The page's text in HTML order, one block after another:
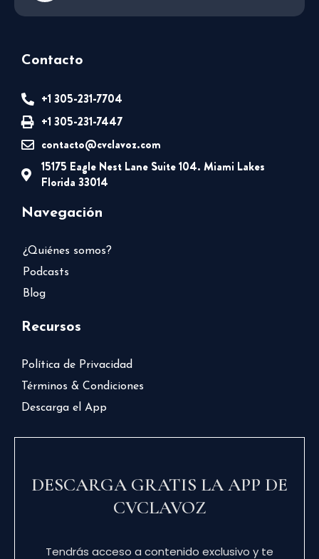
Contacto
+1 305-231-7704
+1 305-231-7447
contacto@cvclavoz.com
15175 Eagle Nest Lane Suite 104. Miami Lakes
Florida 33014
Navegación
¿Quiénes somos?
Podcasts
Blog
Recursos
Política de Privacidad
Términos & Condiciones
Descarga el App
DESCARGA GRATIS LA APP DE
CVCLAVOZ
Tendrás acceso a contenido exclusivo y te